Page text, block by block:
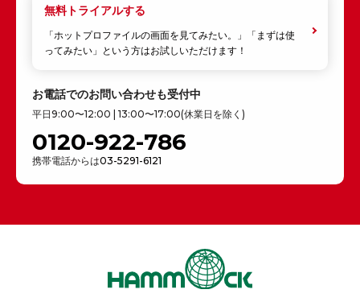
無料トライアルする
「ホットプロファイルの画面を見てみたい。」「まずは使
ってみたい」という方はお試しいただけます！
お電話でのお問い合わせも受付中
平日9:00〜12:00 | 13:00〜17:00(休業日を除く)
0120-922-786
携帯電話からは03-5291-6121